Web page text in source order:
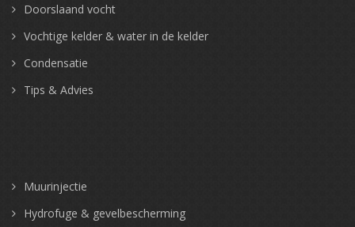
Doorslaand vocht
Vochtige kelder & water in de kelder
Condensatie
Tips & Advies
Muurinjectie
Hydrofuge & gevelbescherming